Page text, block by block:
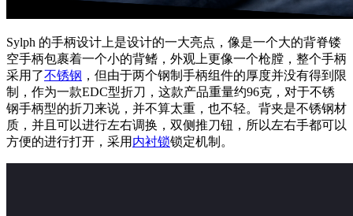
Sylph 的手柄设计上是设计的一大亮点，像是一个大的背脊镂
空手柄包裹着一个小的背鳍，外观上更像一个枪膛，整个手柄
采用了不锈钢 ，但由于两个钢制手柄组件的厚度并没有得到限
制，作为一款EDC型折刀，这款产品重量约96克，对于不锈
钢手柄型的折刀来说，并不算太重，也不轻。背夹是不锈钢材
质，并且可以进行左右调换，双侧推刀钮，所以左右手都可以
方便的进行打开，采用 内衬锁锁定机制。